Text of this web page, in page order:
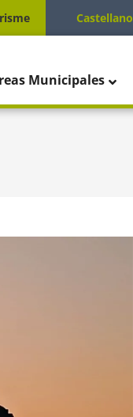
Castellano
Municipales